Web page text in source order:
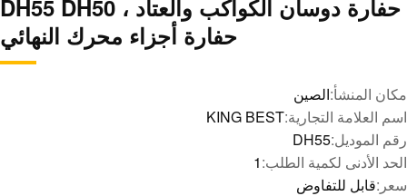
حفارة دوسان الكواكب والعتاد ، DH55 DH50
حفارة أجزاء محرك النهائي
مكان المنشأ:الصين
اسم العلامة التجارية:KING BEST
رقم الموديل:DH55
الحد الأدنى لكمية الطلب:1
سعر:قابل للتفاوض